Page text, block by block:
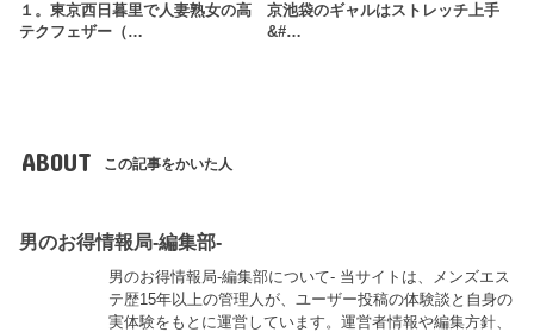
１。東京西日暮里で人妻熟女の高
テクフェザー（…
京池袋のギャルはストレッチ上手
&#…
ABOUT この記事をかいた人
男のお得情報局-編集部-
男のお得情報局-編集部について- 当サイトは、メンズエス
テ歴15年以上の管理人が、ユーザー投稿の体験談と自身の
実体験をもとに運営しています。運営者情報や編集方針、